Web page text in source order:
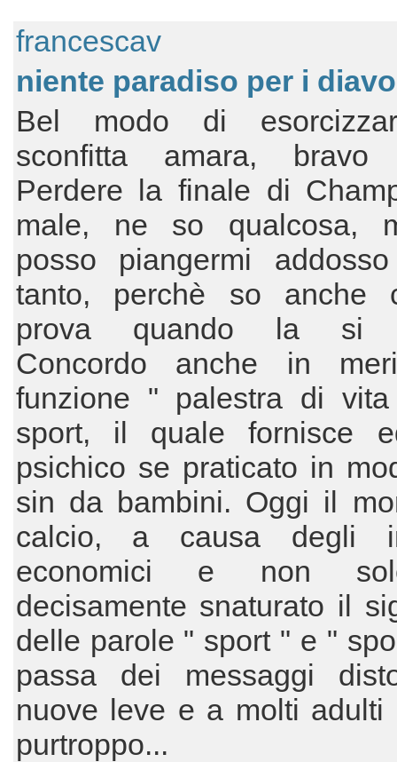
francescav
niente paradiso per i
Bel modo di
sconfitta amara, bravo
Perdere la finale di
male, ne so qualcosa,
posso piangermi
tanto, perchè so anche
prova quando la si
Concordo anche in
funzione " palestra di
sport, il quale fornisce
psichico se praticato in
sin da bambini. Oggi il
calcio, a causa degli
economici e non
decisamente snaturato il
delle parole " sport " e "
passa dei messaggi
nuove leve e a molti adulti
purtroppo...